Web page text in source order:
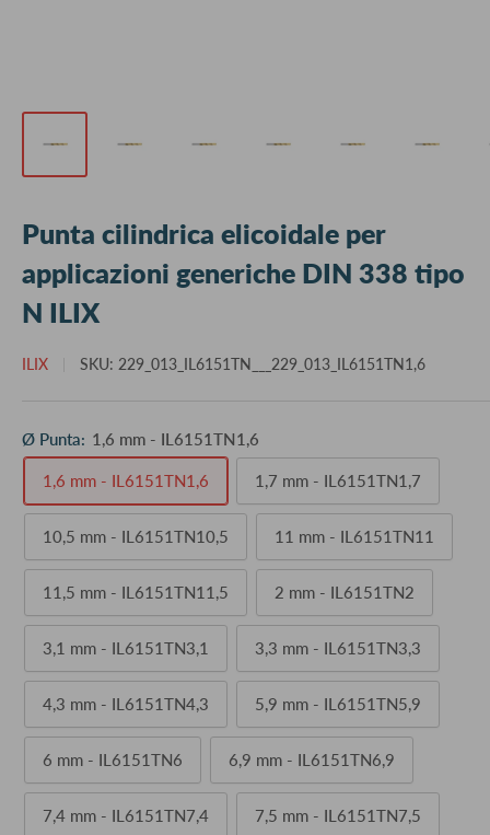
Punta cilindrica elicoidale per
applicazioni generiche DIN 338 tipo
N ILIX
ILIX SKU: 229_013_IL6151TN___229_013_IL6151TN1,6
Ø Punta: 1,6 mm - IL6151TN1,6
1,6 mm - IL6151TN1,6 1,7 mm - IL6151TN1,7
10,5 mm - IL6151TN10,5 11 mm - IL6151TN11
11,5 mm - IL6151TN11,5 2 mm - IL6151TN2
3,1 mm - IL6151TN3,1 3,3 mm - IL6151TN3,3
4,3 mm - IL6151TN4,3 5,9 mm - IL6151TN5,9
6 mm - IL6151TN6 6,9 mm - IL6151TN6,9
7,4 mm - IL6151TN7,4 7,5 mm - IL6151TN7,5